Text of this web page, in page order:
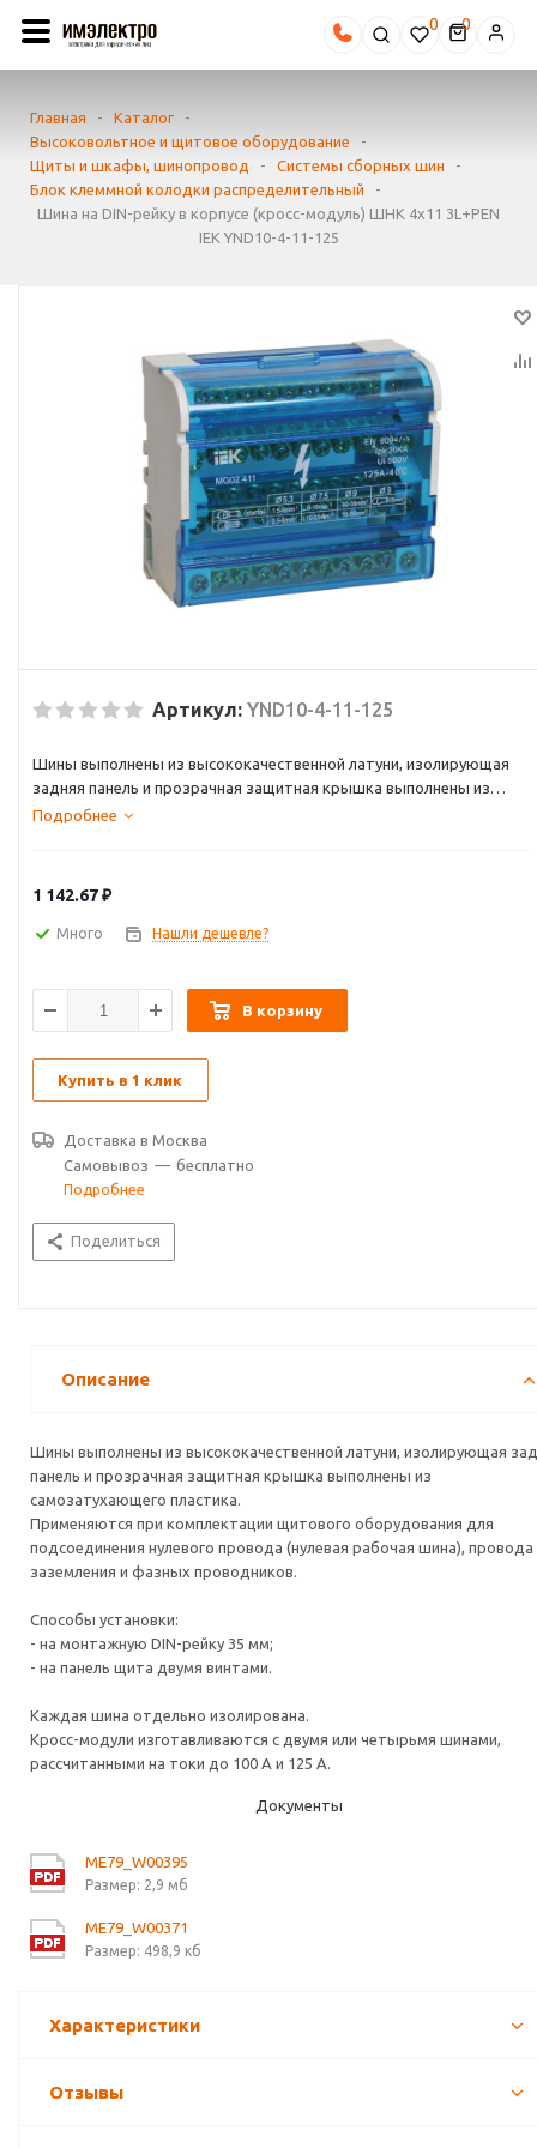
0
Главная - Каталог
-
Высоковольтное и щитовое оборудование
-
Щиты и шкафы, шинопровод
- Системы сборных шин
-
Блок клеммной колодки распределительный
-
Шина на DIN-рейку в корпусе (кросс-модуль) ШНК 4х11 3L+PEN
IEK YND10-4-11-125
Артикул: YND10-4-11-125
Шины выполнены из высококачественной латуни, изолирующая
задняя панель и прозрачная защитная крышка выполнены из
самозатухающего пластика.
Способы установки:
Каждая шина отдельно изолирована.
рассчитанными на токи до 100 А и 125 А.
Подробнее
1 142.67₽
Много Нашли дешевле?
В корзину
Купить в 1 клик
Доставка в Москва
Самовывоз — бесплатно
Подробнее
Поделиться
Описание
Шины выполнены из высококачественной латуни, изолирующая
панель и прозрачная защитная крышка выполнены из
самозатухающего пластика.
Применяются при комплектации щитового оборудования для
подсоединения нулевого провода (нулевая рабочая шина), провода
заземления и фазных проводников.
Способы установки:
- на монтажную DIN-рейку 35 мм;
- на панель щита двумя винтами.
Каждая шина отдельно изолирована.
Кросс-модули изготавливаются с двумя или четырьмя шинами,
рассчитанными на токи до 100 А и 125 А.
Документы
ME79_W00395
Размер: 2,9 мб
ME79_W00371
Размер: 498,9 кб
Характеристики
Отзывы